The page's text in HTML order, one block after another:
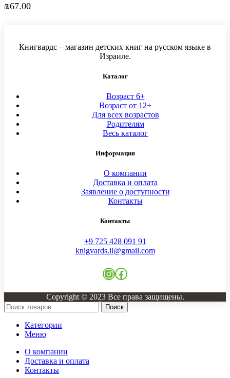
₪67.00
Книгвардс – магазин детских книг на русском языке в
Израиле.
Каталог
Возраст 6+
Возраст от 12+
Для всех возрастов
Родителям
Весь каталог
Информация
О компании
Доставка и оплата
Заявление о доступности
Контакты
Контакты
+9 725 428 091 91
knigvards.il@gmail.com
Instagram
Facebook
Copyright © 2023 Все права защищены.
Поиск
Категории
Меню
О компании
Доставка и оплата
Контакты